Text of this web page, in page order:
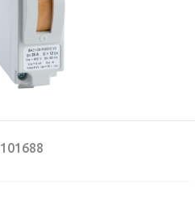
101688